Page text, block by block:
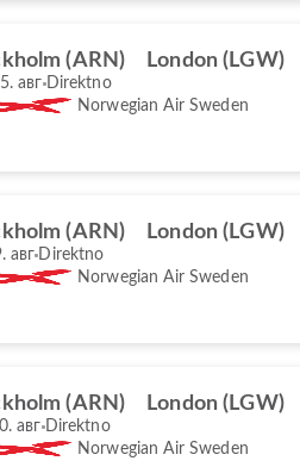
(ARN) London (LGW)
авг Direktno
Norwegian Air Sweden
(ARN) London (LGW)
авг Direktno
Norwegian Air Sweden
(ARN) London (LGW)
авг Direktno
Norwegian Air Sweden